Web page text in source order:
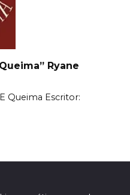
Ryane
Queima Еscritor: